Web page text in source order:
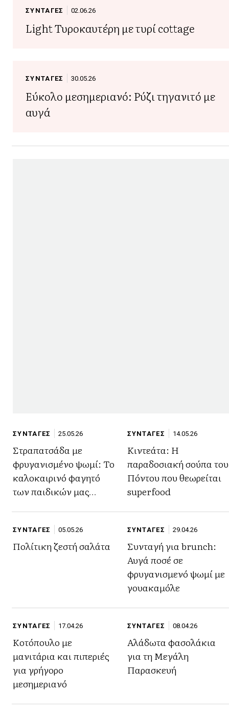
ΣΥΝΤΑΓΕΣ 02.06.26
Light Τυροκαυτέρη με τυρί cottage
ΣΥΝΤΑΓΕΣ 30.05.26
Εύκολο μεσημεριανό: Ρύζι τηγανιτό με
αυγά
ΣΥΝΤΑΓΕΣ 25.05.26
Στραπατσάδα με
φρυγανισμένο ψωμί: Το
καλοκαιρινό φαγητό
των παιδικών μας
ΣΥΝΤΑΓΕΣ 14.05.26
Κιντεάτα: Η
παραδοσιακή σούπα του
Πόντου που θεωρείται
superfood
ΣΥΝΤΑΓΕΣ 05.05.26
Πολίτικη ζεστή σαλάτα
ΣΥΝΤΑΓΕΣ 29.04.26
Συνταγή για brunch:
Αυγά ποσέ σε
φρυγανισμενό ψωμί με
γουακαμόλε
ΣΥΝΤΑΓΕΣ 17.04.26
Κοτόπουλο με
μανιτάρια και πιπεριές
για γρήγορο
μεσημεριανό
ΣΥΝΤΑΓΕΣ 08.04.26
Αλάδωτα φασολάκια
για τη Μεγάλη
Παρασκευή